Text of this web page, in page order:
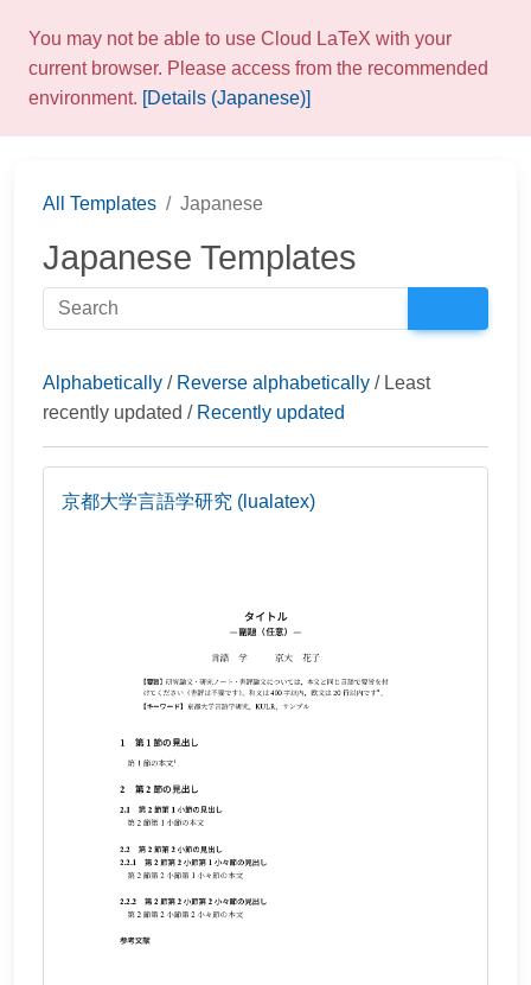
You may not be able to use Cloud LaTeX with your
current browser. Please access from the recommended
environment. [Details (Japanese)]
All Templates Japanese
Japanese Templates
Alphabetically / Reverse alphabetically / Least
recently updated / Recently updated
京都大学言語学研究 (lualatex)